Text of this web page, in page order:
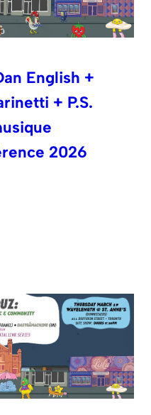
English +
+ P.S.
2026